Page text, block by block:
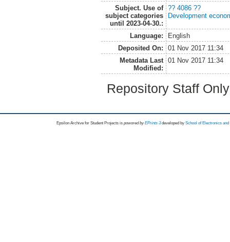
Subject. Use of
subject categories
until 2023-04-30.:
?? 4086 ??
Development
Language:
English
Deposited On:
01 Nov 2017 11:34
Metadata Last
Modified:
01 Nov 2017 11:34
Repository Staff
Epsilon Archive for Student Projects is powored byEPrints 3 developed by School of Electronics